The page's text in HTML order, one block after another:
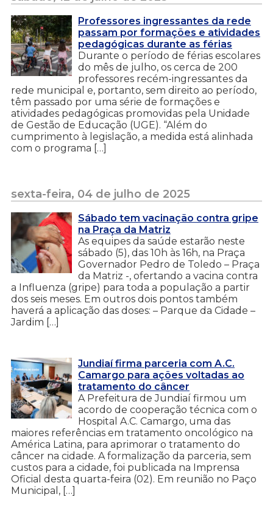
Professores ingressantes da rede
passam por formações e atividades
pedagógicas durante as férias
Durante o período de férias escolares
do mês de julho, os cerca de 200
professores recém-ingressantes da
rede municipal e, portanto, sem direito ao período,
têm passado por uma série de formações e
atividades pedagógicas promovidas pela Unidade
de Gestão de Educação (UGE). “Além do
cumprimento à legislação, a medida está alinhada
com o programa […]
sexta-feira, 04 de julho de 2025
Sábado tem vacinação contra gripe
na Praça da Matriz
As equipes da saúde estarão neste
sábado (5), das 10h às 16h, na Praça
Governador Pedro de Toledo – Praça
da Matriz -, ofertando a vacina contra
a Influenza (gripe) para toda a população a partir
dos seis meses. Em outros dois pontos também
haverá a aplicação das doses: – Parque da Cidade –
Jardim […]
Jundiaí firma parceria com A.C.
Camargo para ações voltadas ao
tratamento do câncer
A Prefeitura de Jundiaí firmou um
acordo de cooperação técnica com o
Hospital A.C. Camargo, uma das
maiores referências em tratamento oncológico na
América Latina, para aprimorar o tratamento do
câncer na cidade. A formalização da parceria, sem
custos para a cidade, foi publicada na Imprensa
Oficial desta quarta-feira (02). Em reunião no Paço
Municipal, […]